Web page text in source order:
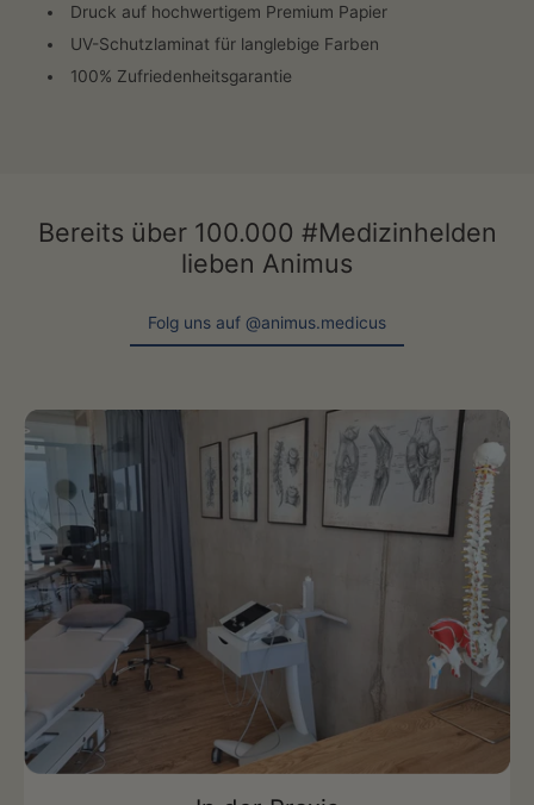
Druck auf hochwertigem Premium Papier
UV-Schutzlaminat für langlebige Farben
100% Zufriedenheitsgarantie
Bereits über 100.000 #Medizinhelden
lieben Animus
Folg uns auf @animus.medicus
Folg uns auf @animus.medicus